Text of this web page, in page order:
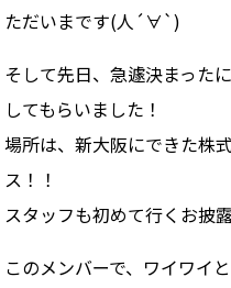
ただいまです(人´∀`)
そして先日、急遽決まった
してもらいました！
場所は、新大阪にできた株
ス！！
スタッフも初めて行くお披
このメンバーで、ワイワイ